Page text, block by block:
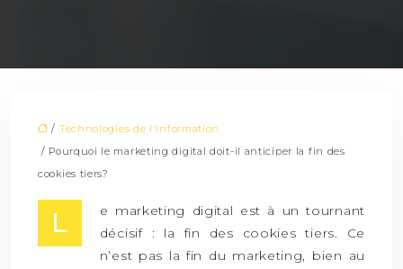
/ Technologies de l'information
/ Pourquoi le marketing digital doit-il anticiper la fin des
cookies tiers?
L
e marketing digital est à un tournant
décisif : la fin des cookies tiers. Ce
n’est pas la fin du marketing, bien au